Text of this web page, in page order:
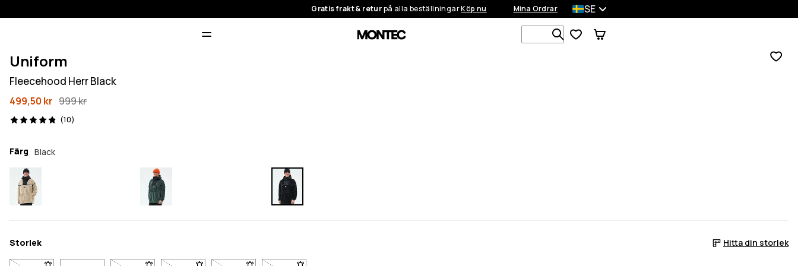
Gratis frakt & returpå alla beställningarKöp nu Mina Ordrar SE
Sök bland 1 000+ produkter
Uniform
Fleecehood Herr Black
499,50 kr 999 kr
(10)
10 recensioner, 4.9/5
Färg Black
Storlek Hitta din storlek